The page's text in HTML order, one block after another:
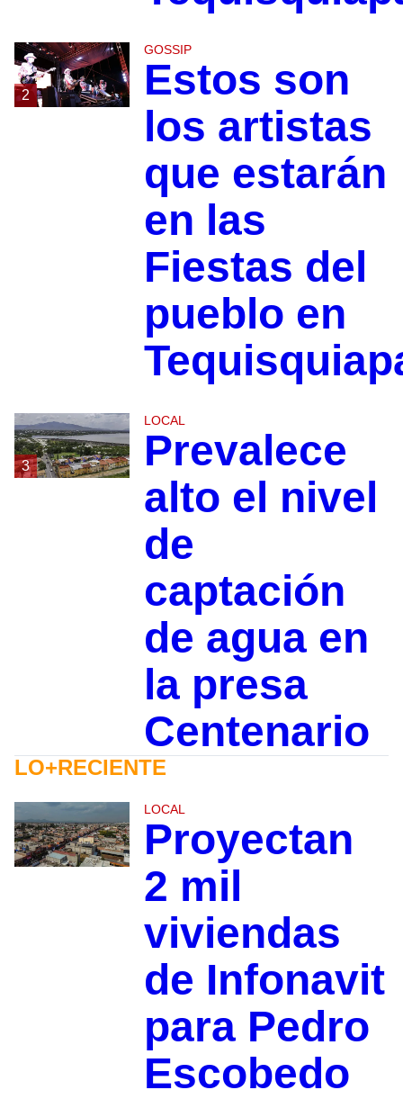
2
GOSSIP
Estos son
los artistas
que estarán
en las
Fiestas del
pueblo en
3
LOCAL
Prevalece
alto el nivel
de
captación
de agua en
la presa
Centenario
LO+RECIENTE
LOCAL
Proyectan
2 mil
viviendas
de Infonavit
para Pedro
Escobedo